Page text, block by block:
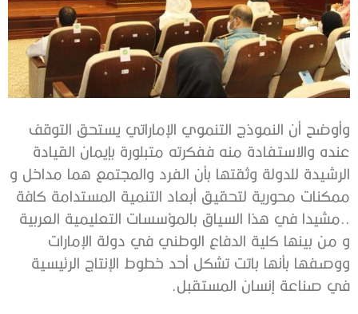
وأوضح أن النموذج التنموي الإماراتي يستحق التوقف
عنده والاستفادة منه ففكرته متبلورة بإيمان القيادة
الرشيدة للدولة وثقتها بأن الفرد والمجتمع هما مداخل و
ممكنات محورية لتحقيق أبعاد التنمية المستدامة كافة
..مشيدا في هذا السياق بالمؤسسات التعليمية العربية
و من بينها كلية الدفاع الوطني في دولة الإمارات
ووصفها بأنها باتت تشكل أحد خطوط الإنتاج الرئيسية
في صناعة إنسان المستقبل.